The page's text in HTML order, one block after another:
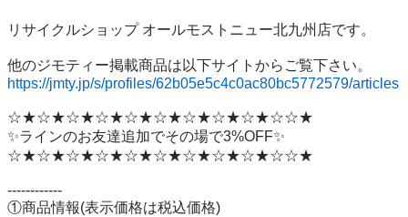
リサイクルショップ オールモストニュー北九州店です。
https://jmty.jp/s/profiles/62b05e5c4c0ac80bc5772579/articles
☆★☆★☆★☆★☆★☆★☆★☆★☆★☆☆★
✨ラインのお友達追加でその場で3%OFF✨
☆★☆★☆★☆★☆★☆★☆★☆★☆★☆☆★
------------
①商品情報(表示価格は税込価格)